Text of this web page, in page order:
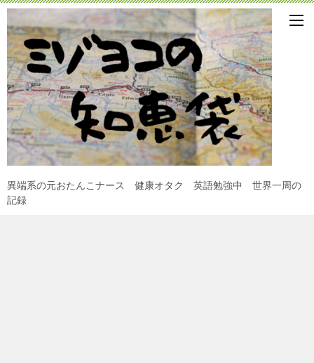
異端系の元おたんこナース 健康オタク 英語勉強中 世界一周の
記録